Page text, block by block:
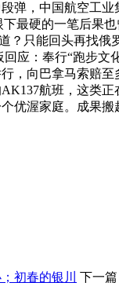
弹，中国航空工
下最硬的一笔后果
？只能回头再找俄
应：奉行“跑步
，向巴拿马索赔
航班，这类
优渥家庭。成果搬
初春的银川 下一篇